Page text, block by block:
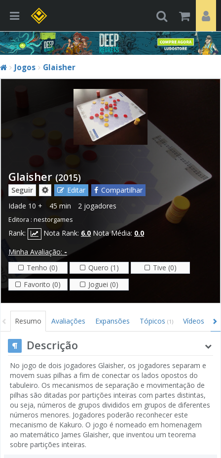
Jogos Glaisher
Glaisher (2015)
Seguir Editar
Compartilhar
Idade 10 + 45 min 2 jogadores
Editora : nestorgames
Rank: Nota Rank: 6.0 Nota Média: 0.0
Minha Avaliação: -
Tenho (0)
Quero (1)
Tive (0)
Favorito (0)
Joguei (0)
Resumo Avaliações Expansões Tópicos (1) Vídeos
Descrição
No jogo de dois jogadores Glaisher, os jogadores separam e
movem suas pilhas a fim de conectar os lados opostos do
tabuleiro. Os mecanismos de separação e movimentação de
pilhas são ditadas por partições inteiras com partes distintas,
ou seja, números de grupos divididos em grupos de diferentes
números menores. Jogadores poderão reconhecer este
mecanismo de Kakuro. O jogo é nomeado em homenagem
ao matemático James Glaisher, que inventou um teorema
sobre partições inteiras.